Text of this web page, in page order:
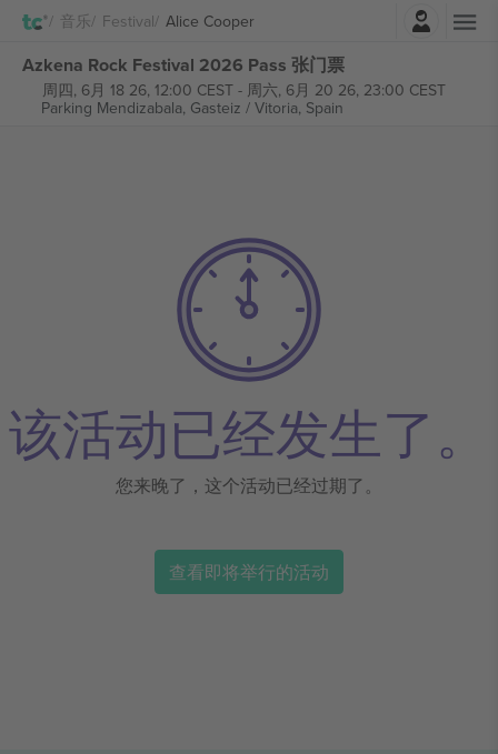
音乐 Festival Alice Cooper
Azkena Rock Festival 2026 Pass 张门票
周四, 6月 18 26, 12:00 CEST- 周六, 6月 20 26, 23:00 CEST
Parking Mendizabala, Gasteiz / Vitoria, Spain
该活动已经发生了。
您来晚了，这个活动已经过期了。
查看即将举行的活动